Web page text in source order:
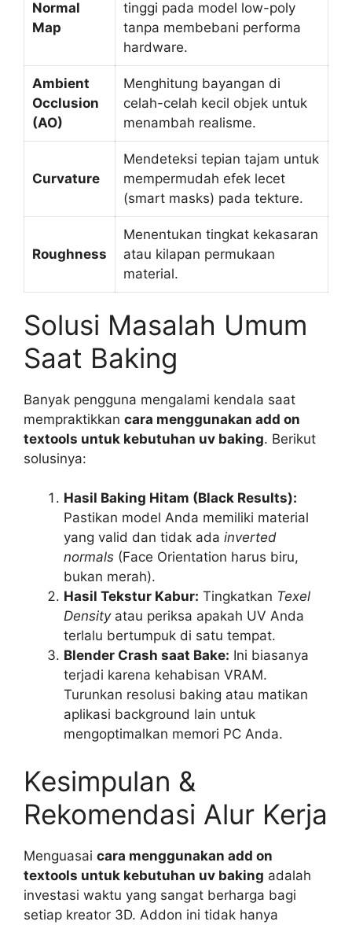
Normal
Map
tinggi pada model low-poly
tanpa membebani performa
hardware.
Ambient
Occlusion
(AO)
Menghitung bayangan di
celah-celah kecil objek untuk
menambah realisme.
Curvature
Mendeteksi tepian tajam untuk
mempermudah efek lecet
(smart masks) pada tekture.
Roughness
Menentukan tingkat kekasaran
atau kilapan permukaan
material.
Solusi Masalah Umum
Saat Baking
Banyak pengguna mengalami kendala saat
mempraktikkan cara menggunakan add on
textools untuk kebutuhan uv baking. Berikut
solusinya:
Hasil Baking Hitam (Black Results):
Pastikan model Anda memiliki material
yang valid dan tidak ada inverted
normals (Face Orientation harus biru,
bukan merah).
Hasil Tekstur Kabur: Tingkatkan Texel
Densityatau periksa apakah UV Anda
terlalu bertumpuk di satu tempat.
Blender Crash saat Bake: Ini biasanya
terjadi karena kehabisan VRAM.
Turunkan resolusi baking atau matikan
aplikasi background lain untuk
mengoptimalkan memori PC Anda.
Kesimpulan &
Rekomendasi Alur Kerja
Menguasai cara menggunakan add on
textools untuk kebutuhan uv baking adalah
investasi waktu yang sangat berharga bagi
setiap kreator 3D. Addon ini tidak hanya